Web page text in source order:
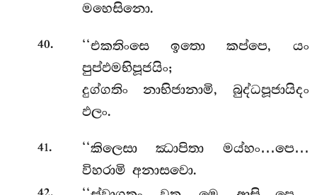
මහෙසිනො.
40.
‘‘එකතිංසෙ ඉතො කප්පෙ, යං
පුප්ඵමභිපූජයිං;
දුග්ගතිං නාභිජානාමි, බුද්ධපූජායිදං
ඵලං.
41. ‘‘කිලෙසාඣාපිතා මය්හං…පෙ…
විහරාමි අනාසවො.